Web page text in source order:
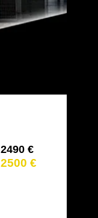
2490 €
2500 €